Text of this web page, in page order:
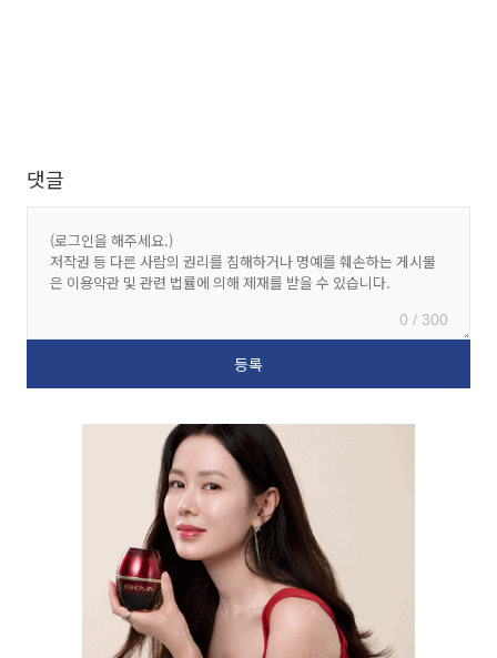
댓글
0 / 300